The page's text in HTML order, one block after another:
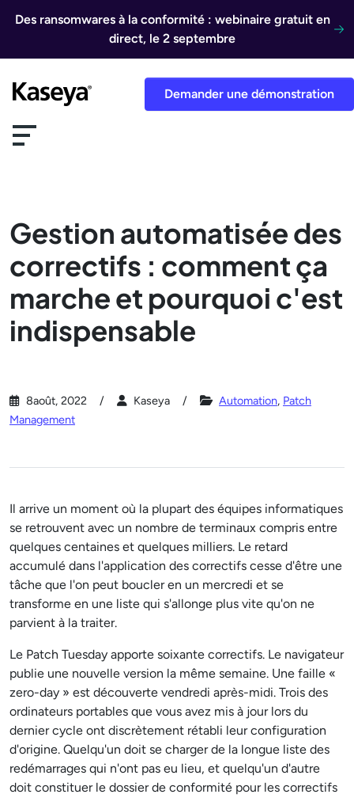
Des ransomwares à la conformité : webinaire gratuit en
direct, le 2 septembre
Demander une démonstration
Gestion automatisée des
correctifs : comment ça
marche et pourquoi c'est
indispensable
8août, 2022 Kaseya Automation, Patch
Management
Il arrive un moment où la plupart des équipes informatiques
se retrouvent avec un nombre de terminaux compris entre
quelques centaines et quelques milliers. Le retard
accumulé dans l'application des correctifs cesse d'être une
tâche que l'on peut boucler en un mercredi et se
transforme en une liste qui s'allonge plus vite qu'on ne
parvient à la traiter.
Le Patch Tuesday apporte soixante correctifs. Le navigateur
publie une nouvelle version la même semaine. Une faille «
zero-day » est découverte vendredi après-midi. Trois des
ordinateurs portables que vous avez mis à jour lors du
dernier cycle ont discrètement rétabli leur configuration
d'origine. Quelqu'un doit se charger de la longue liste des
redémarrages qui n'ont pas eu lieu, et quelqu'un d'autre
doit constituer le dossier de conformité pour les correctifs